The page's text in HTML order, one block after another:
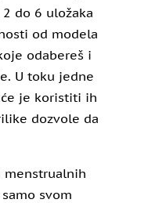
do 6 uložaka
od modela
odabereš i
U toku jedne
je koristiti ih
dozvole da
menstrualnih
svom